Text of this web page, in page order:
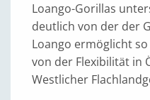
Loango-Gorillas
deutlich von der der
Loango ermöglicht
von der Flexibilität in
Westlicher